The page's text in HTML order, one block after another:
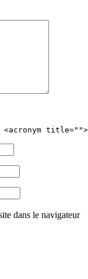
title="">
dans le navigateur